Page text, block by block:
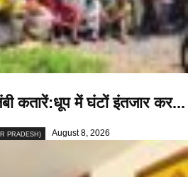
कतारें:धूप में घंटों इंतजार कर...
PRADESH) August 8, 2026